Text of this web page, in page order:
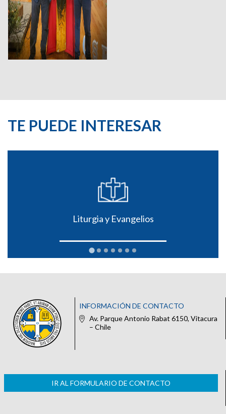
TE PUEDE INTERESAR
Liturgia y Evangelios
INFORMACIÓN DE CONTACTO
Av. Parque Antonio Rabat 6150, Vitacura
– Chile
IR AL FORMULARIO DE CONTACTO